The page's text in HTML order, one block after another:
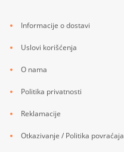
Informacije o dostavi
Uslovi korišćenja
O nama
Politika privatnosti
Reklamacije
Otkazivanje / Politika povraćaja